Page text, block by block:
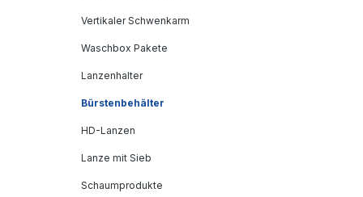
Vertikaler Schwenkarm
Waschbox Pakete
Lanzenhalter
Bürstenbehälter
HD-Lanzen
Lanze mit Sieb
Schaumprodukte